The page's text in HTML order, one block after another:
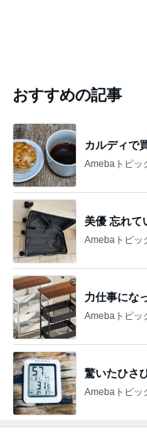
おすすめの記事
カルディで
Amebaトピッ
美優 忘れて
Amebaトピッ
力仕事にな
Amebaトピッ
驚いたひさ
Amebaトピッ